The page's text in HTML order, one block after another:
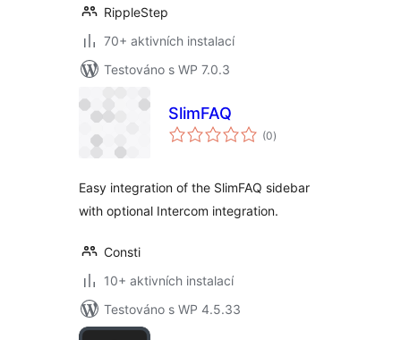
RippleStep
70+ aktivních instalací
Testováno s WP 7.0.3
SlimFAQ
(0celkové
hodnocení
)
Easy integration of the SlimFAQ sidebar
with optional Intercom integration.
Consti
10+ aktivních instalací
Testováno s WP 4.5.33